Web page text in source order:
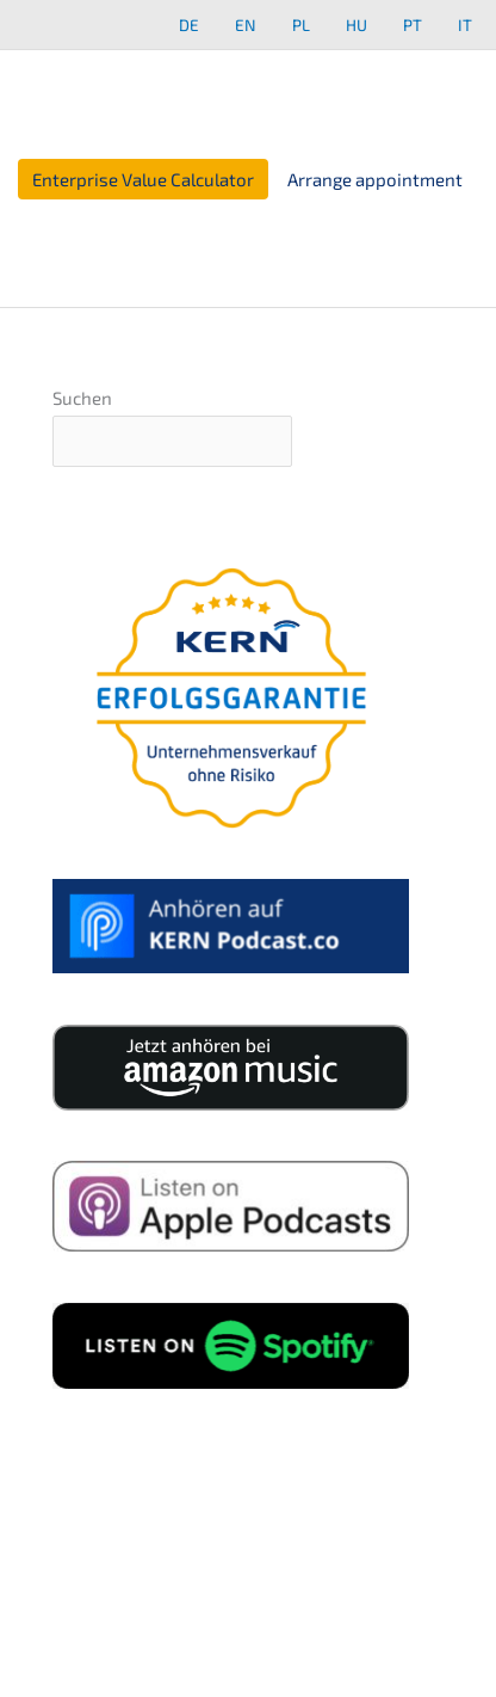
DE EN PL HU PT IT
Enterprise Value Calculator Arrange appointment
Suchen
ultima­te guide
for your compa­ny
succession
concen­tra­ted knowledge for your
compa­ny succession.
data for the purpo­se of recei­ving
emails about business succes­si­
on in accordance withPriva­cy